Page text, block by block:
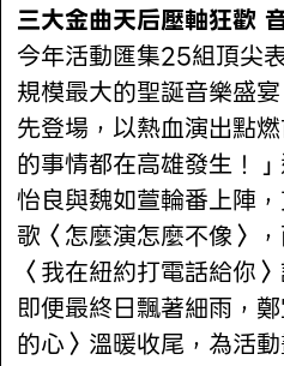
三大金曲天后壓軸狂歡
今年活動匯集25組頂尖
規模最大的聖誕音樂盛
先登場，以熱血演出點
的事情都在高雄發生！
怡良與魏如萱輪番上陣
歌〈怎麼演怎麼不像〉
〈我在紐約打電話給你
即便最終日飄著細雨，
的心〉溫暖收尾，為活